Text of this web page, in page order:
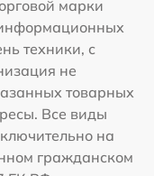
марки
техники, с
не
товарных
Все виды
на
гражданском